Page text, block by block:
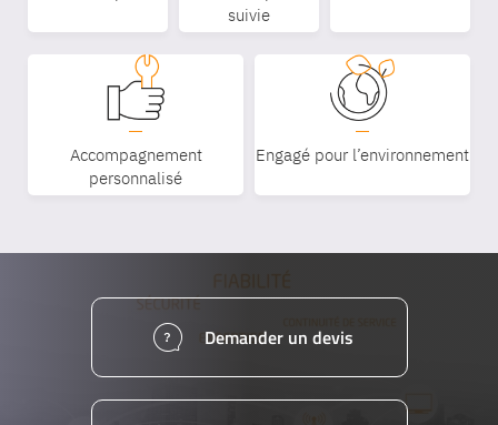
suivie
Accompagnement
personnalisé
Engagé pour l’environnement
Demander un devis